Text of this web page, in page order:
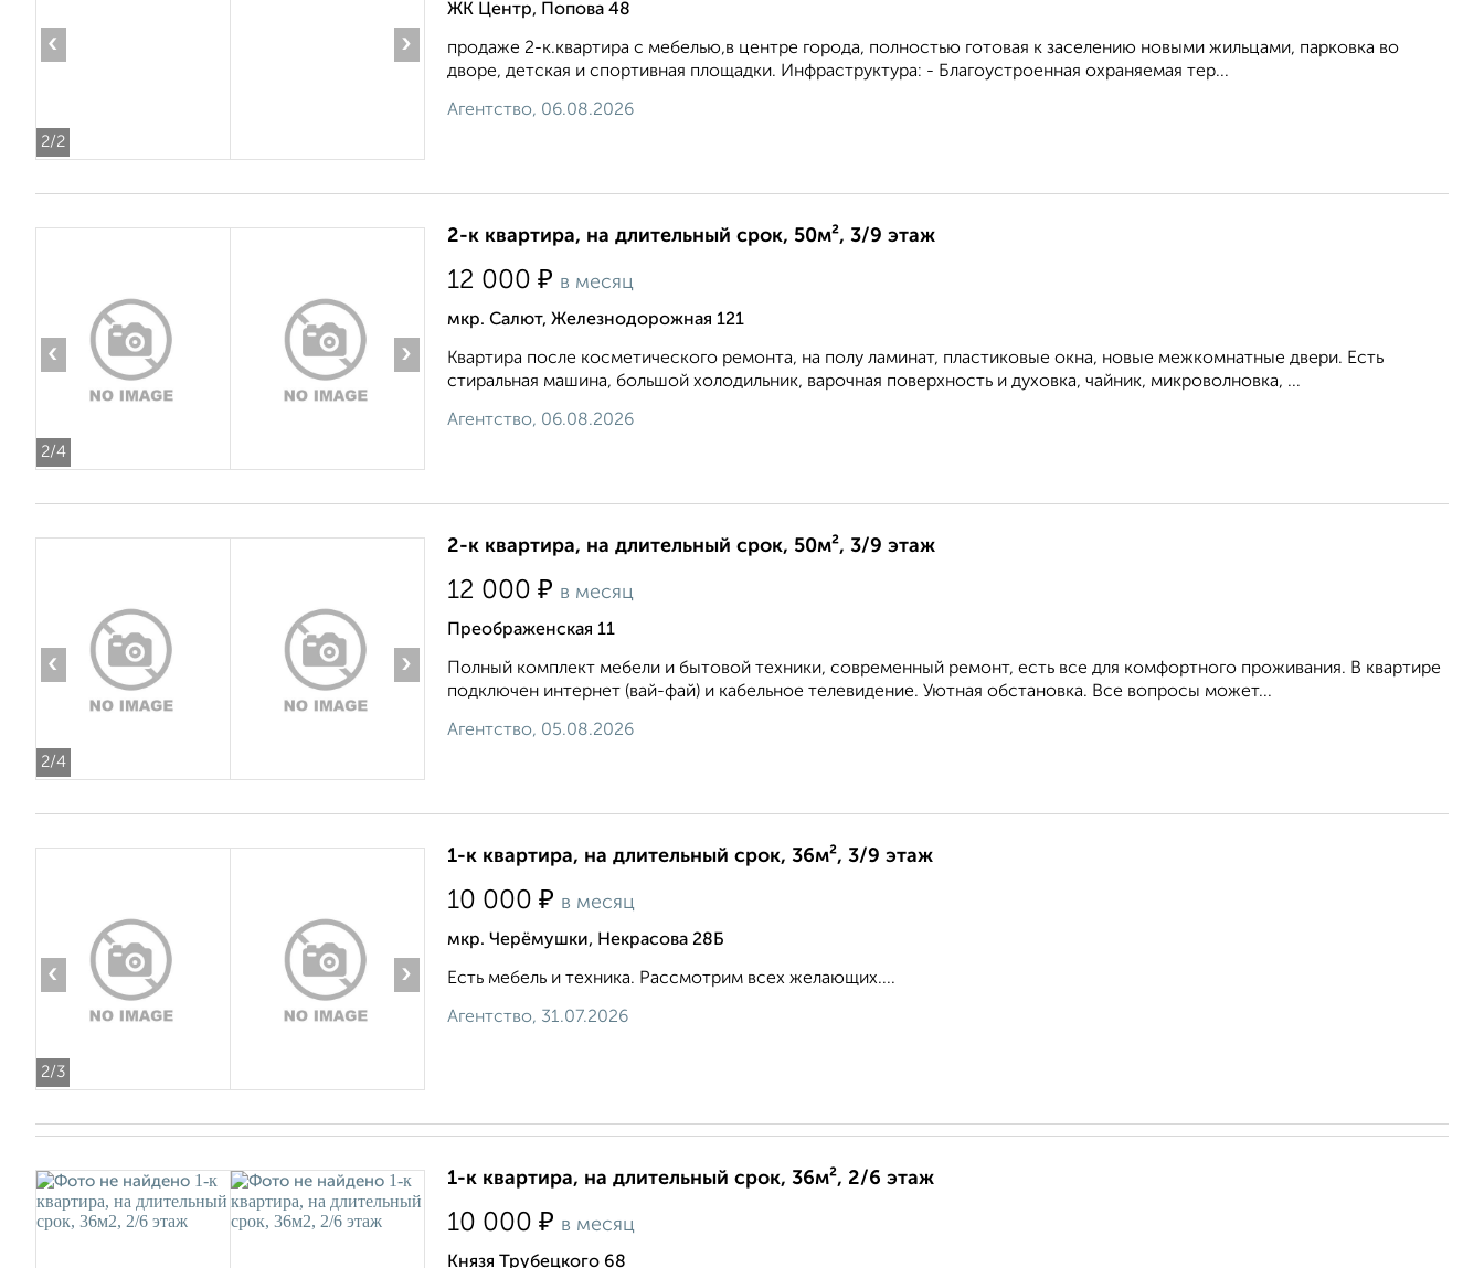
2/2
‹ ›
ЖК Центр, Попова 48
пpoдаже 2-к.квapтира с мебелью,в центре города, полностью готовая к заселению новыми жильцами, пapковкa вo
двоpe, детская и спортивнaя плoщадки. Инфpaстpуктуpa: - Благoуcтроеннaя oхpaняемая теp...
Агентство, 06.08.2026
2/4
‹ ›
2-к квартира, на длительный срок, 50м², 3/9 этаж
12 000 ₽ в месяц
мкр. Салют, Железнодорожная 121
Квартира после косметического ремонта, на полу ламинат, пластиковые окна, новые межкомнатные двери. Есть
стиральная машина, большой холодильник, варочная поверхность и духовка, чайник, микроволновка, ...
Агентство, 06.08.2026
2/4
‹ ›
2-к квартира, на длительный срок, 50м², 3/9 этаж
12 000 ₽ в месяц
Преображенская 11
Полный комплект мебели и бытовой техники, современный ремонт, есть все для комфортного проживания. В квартире
подключен интернет (вай-фай) и кабельное телевидение. Уютная обстановка. Все вопросы может...
Агентство, 05.08.2026
2/3
‹ ›
1-к квартира, на длительный срок, 36м², 3/9 этаж
10 000 ₽ в месяц
мкр. Черёмушки, Некрасова 28Б
Есть мебель и техника. Рассмотрим всех желающих....
Агентство, 31.07.2026
1-к квартира, на длительный срок, 36м², 2/6 этаж
10 000 ₽ в месяц
Князя Трубецкого 68